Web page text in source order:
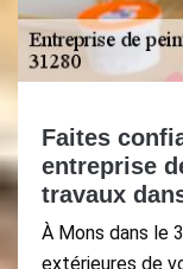
Faites
entreprise
travaux
À Mons dans le
extérieures de